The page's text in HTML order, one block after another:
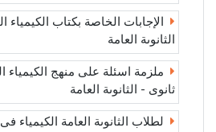
الإجابات الخاصة بكتاب الكيمياء
الثانوىة العامة
ملزمة اسئلة على منهج الكيمياء
ثانوى - الثانوىة العامة
لطلاب الثانوىة العامة الكيمياء فى 5 ورقات